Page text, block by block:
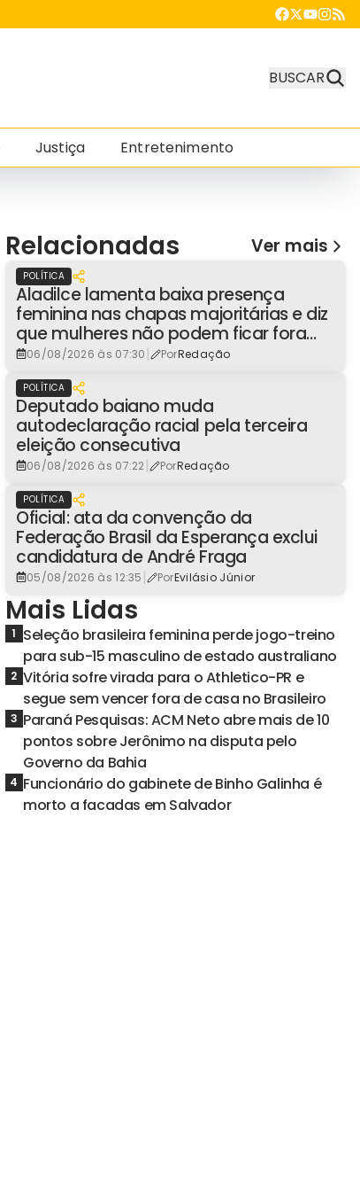
BUSCAR
Justiça Entretenimento
Relacionadas Ver mais
POLÍTICA
Aladilce lamenta baixa presença
feminina nas chapas majoritárias e diz
que mulheres não podem ficar fora
dos espaços de poder
06/08/2026 às 07:30 | PorRedação
POLÍTICA
Deputado baiano muda
autodeclaração racial pela terceira
eleição consecutiva
06/08/2026 às 07:22| PorRedação
POLÍTICA
Oficial: ata da convenção da
Federação Brasil da Esperança exclui
candidatura de André Fraga
05/08/2026 às 12:35 | PorEvilásio Júnior
Mais Lidas
1 Seleção brasileira feminina perde jogo-treino
para sub-15 masculino de estado australiano
2 Vitória sofre virada para o Athletico-PR e
segue sem vencer fora de casa no Brasileiro
3 Paraná Pesquisas: ACM Neto abre mais de 10
pontos sobre Jerônimo na disputa pelo
Governo da Bahia
4 Funcionário do gabinete de Binho Galinha é
morto a facadas em Salvador